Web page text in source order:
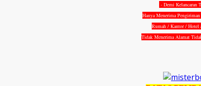
- Demi Kelancaran
Hanya Menerima
Rumah / Kantor / Hotel
Tidak Menerima Alamat